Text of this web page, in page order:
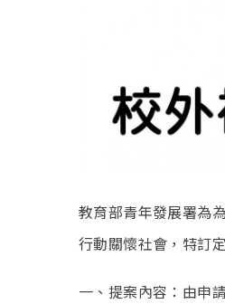
教育部青年發展署為
行動關懷社會，特訂
一、提案內容：由申